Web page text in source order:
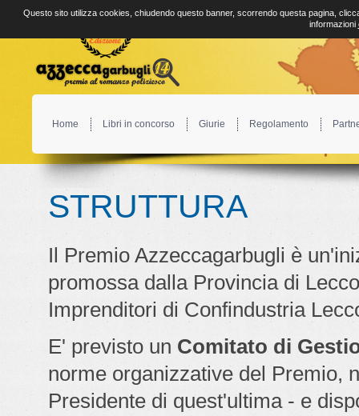
Home Libri in concorso Giurie Regolamento
STRUTTURA
Il Premio Azzeccagarbugli è
promossa dalla Provincia di
Imprenditori di Confindustria
E' previsto un Comitato di
norme organizzative del Premio,
Presidente di quest'ultima - e
Questo sito utilizza cookies, chiudendo questo banner, scorrendo questa pagina,
informazioni